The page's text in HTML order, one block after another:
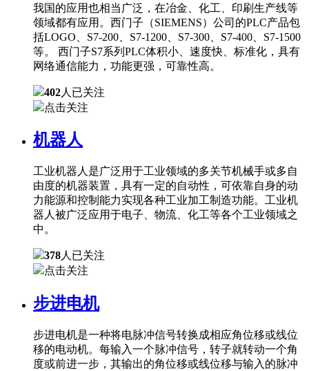
我国的应用也相当广泛，在冶金、化工、印刷生产线等
领域都有应用。西门子（SIEMENS）公司的PLC产品包
括LOGO、S7-200、S7-1200、S7-300、S7-400、S7-1500
等。 西门子S7系列PLC体积小、速度快、标准化，具有
网络通信能力，功能更强，可靠性高。
402人已关注
点击关注
机器人
工业机器人是广泛用于工业领域的多关节机械手或多自
由度的机器装置，具有一定的自动性，可依靠自身的动
力能源和控制能力实现各种工业加工制造功能。工业机
器人被广泛应用于电子、物流、化工等各个工业领域之
中。
378人已关注
点击关注
步进电机
步进电机是一种将电脉冲信号转换成相应角位移或线位
移的电动机。每输入一个脉冲信号，转子就转动一个角
度或前进一步，其输出的角位移或线位移与输入的脉冲